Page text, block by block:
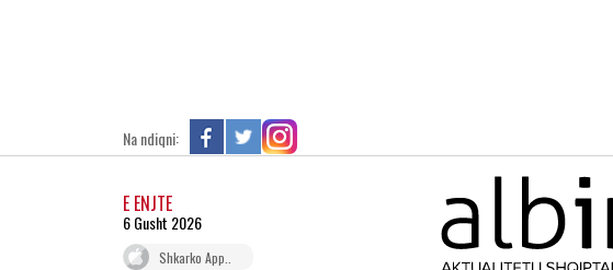
Na ndiqni:
E ENJTE
6 Gusht 2026
Shkarko App..